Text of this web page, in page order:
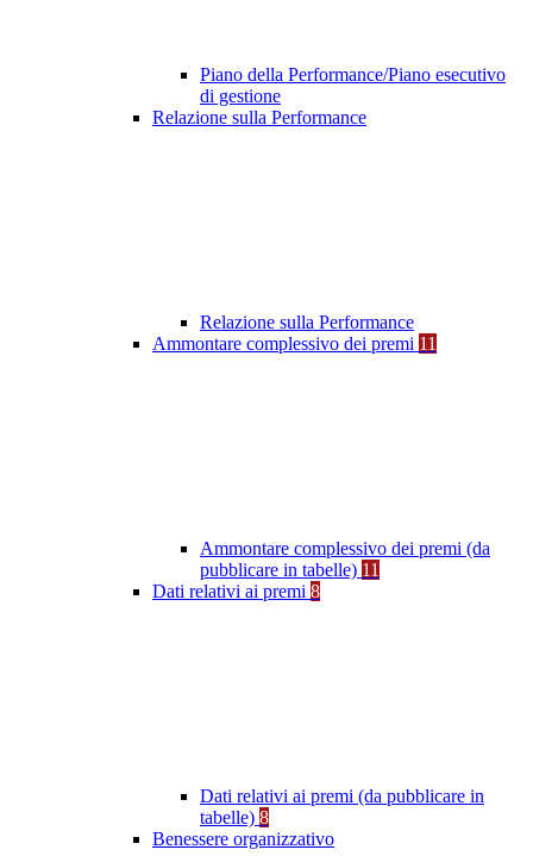
Piano della Performance/Piano esecutivo
di gestione
Relazione sulla Performance
Relazione sulla Performance
Ammontare complessivo dei premi 11
Ammontare complessivo dei premi (da
pubblicare in tabelle) 11
Dati relativi ai premi 8
Dati relativi ai premi (da pubblicare in
tabelle) 8
Benessere organizzativo